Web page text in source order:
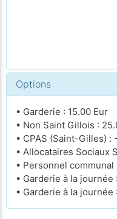
Options
• Garderie : 15.00 Eur
• Non Saint Gillois :
• CPAS (Saint-Gilles) :
• Allocataires Sociaux
• Personnel communal
• Garderie à la journée
• Garderie à la journée